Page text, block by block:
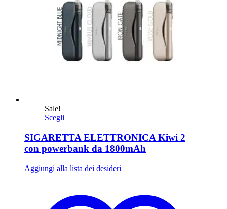
Sale!
Scegli
SIGARETTA ELETTRONICA Kiwi 2
con powerbank da 1800mAh
Aggiungi alla lista dei desideri